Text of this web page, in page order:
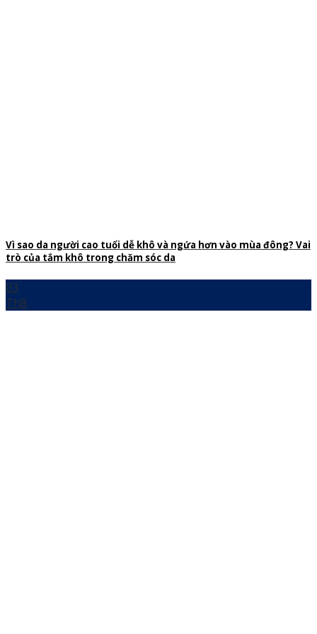
Vì sao da người cao tuổi dễ khô và ngứa hơn vào mùa đông? Vai
trò của tắm khô trong chăm sóc da
03
Th8